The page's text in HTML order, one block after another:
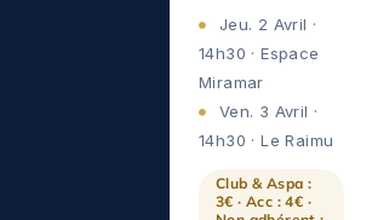
Jeu. 2 Avril ·
14h30 · Espace
Miramar
Ven. 3 Avril ·
14h30 · Le Raimu
Club & Aspa :
3€ · Acc : 4€ ·